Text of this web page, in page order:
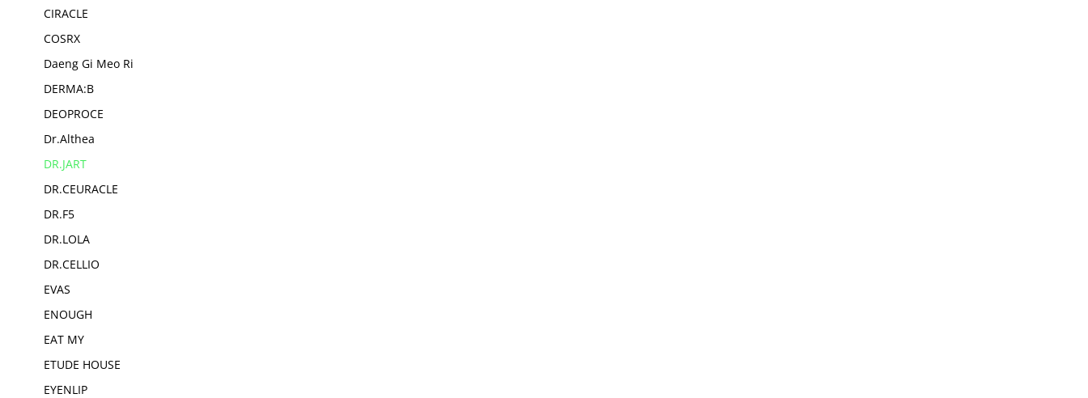
CIRACLE
COSRX
Daeng Gi Meo Ri
DERMA:B
DEOPROCE
Dr.Althea
DR.JART
DR.CEURACLE
DR.F5
DR.LOLA
DR.CELLIO
EVAS
ENOUGH
EAT MY
ETUDE HOUSE
EYENLIP